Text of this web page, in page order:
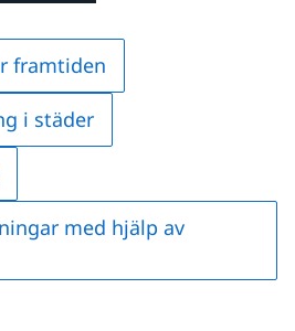
framtiden
i städer
med hjälp av